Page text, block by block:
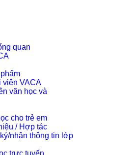
quan
viên VACA
văn học và
cho trẻ em
/ Hợp tác
nhận thông tin lớp
trực tuyến